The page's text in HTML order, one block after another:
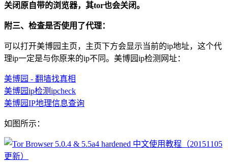
关闭原自带的浏览器，其tor也会关闭。
附三、检查是否使用了代理：
可以打开美博园主页，主页下方会显示当前的ip地址，这个代
理ip一定是与你原来的ip不同。美博园ip检测网址：
美博园 - 翻墙找真相
美博园ip检测ipcheck
美博园IP地理信息查询
如图所示：